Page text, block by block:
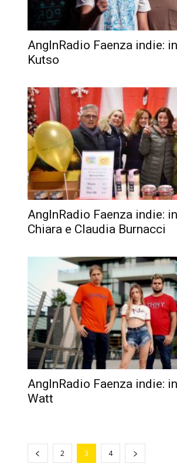
AngInRadio Faenza indie:
Kutso
AngInRadio Faenza indie:
Chiara e Claudia Burnacci
AngInRadio Faenza indie:
Watt
2 3 4